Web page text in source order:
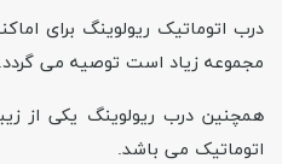
درب اتوماتیک ریولوینگ برای
مجموعه زیاد است توصیه می گردد.
همچنین درب ریولوینگ یکی از
اتوماتیک می باشد.